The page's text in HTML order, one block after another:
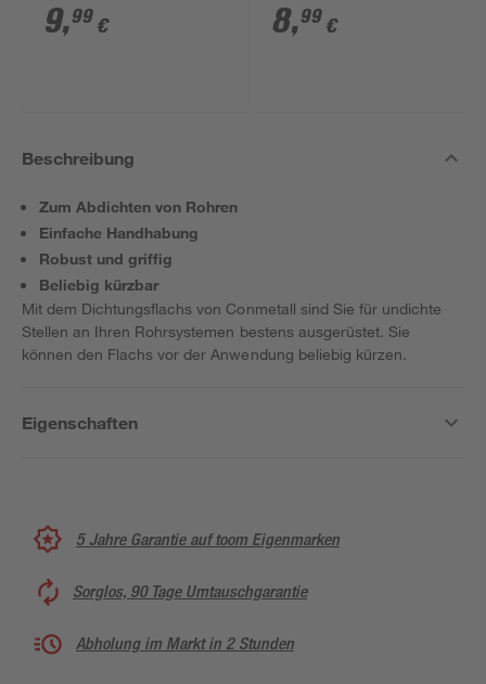
x 40/50 mm
9,99 €
mm
8,99 €
Beschreibung
Zum Abdichten von Rohren
Einfache Handhabung
Robust und griffig
Beliebig kürzbar
Mit dem Dichtungsflachs von Conmetall sind Sie für undichte
Stellen an Ihren Rohrsystemen bestens ausgerüstet. Sie
können den Flachs vor der Anwendung beliebig kürzen.
Eigenschaften
5 Jahre Garantie auf toom Eigenmarken
Sorglos, 90 Tage Umtauschgarantie
Abholung im Markt in 2 Stunden